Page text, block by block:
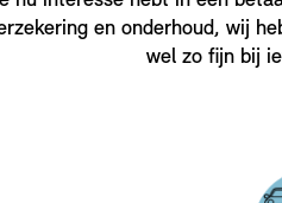
en onderhoud, wij
wel zo fijn bij